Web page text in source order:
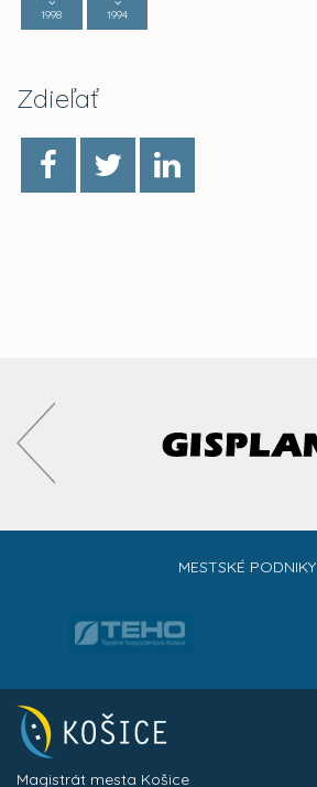
1998
1994
Zdieľať
MESTSKÉ PODNIKY
Magistrát mesta Košice